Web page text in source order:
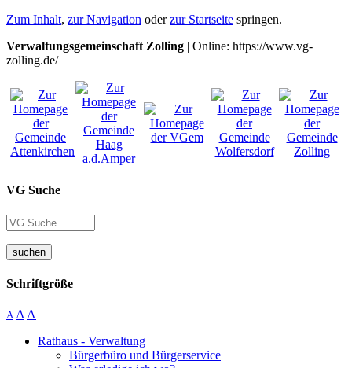
Zum Inhalt, zur Navigation oderzur Startseite springen.
Verwaltungsgemeinschaft Zolling | Online: https://www.vg-
zolling.de/
VG Suche
suchen
Schriftgröße
A A A
Rathaus - Verwaltung
Bürgerbüro und Bürgerservice